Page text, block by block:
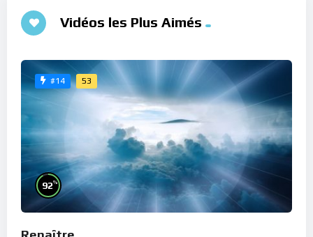
Vidéos les Plus Aimés
#14 53
92%